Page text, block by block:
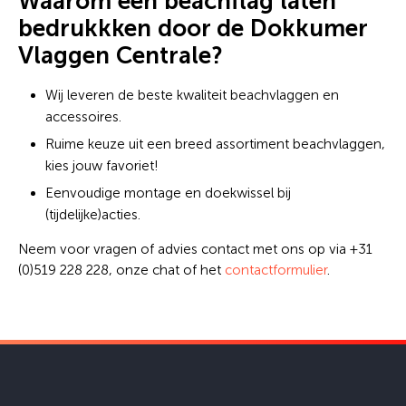
bedrukkken door de Dokkumer
Vlaggen Centrale?
Wij leveren de beste kwaliteit beachvlaggen en
accessoires.
Ruime keuze uit een breed assortiment beachvlaggen,
kies jouw favoriet!
Eenvoudige montage en doekwissel bij
(tijdelijke)acties.
Neem voor vragen of advies contact met ons op via +31
(0)519 228 228, onze chat of het contactformulier.